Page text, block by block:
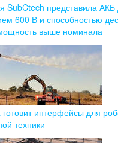
SubCtech представила
600 В и способностью
выше номинала
интерфейсы для
техники